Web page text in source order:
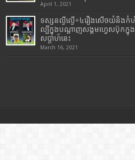
April 1, 2021
ទស្សនល្ងីល្ងើ÷៤រឿងសើចយំនិងកំ
ល្បីក្នុងបណ្តាញសង្គមហ្វេសប៊ុកក្នុង
សប្តាហ៍នេះ
March 16, 2021